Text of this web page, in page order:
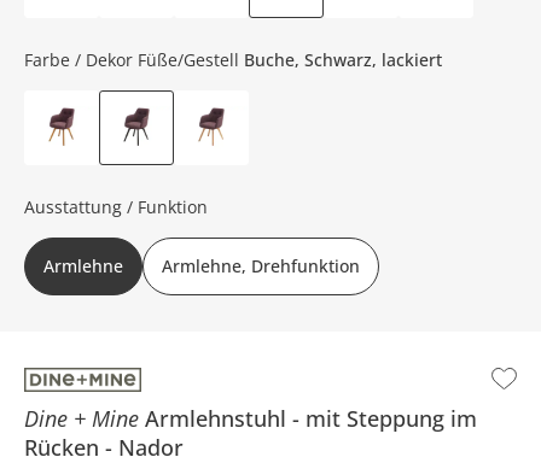
Dine + Mine Armlehnstuhl
mit Steppung im
Rücken
Nador
Farbe / Dekor Füße/Gestell Buche, Schwarz, lackiert
Ausstattung / Funktion
Armlehne Armlehne, Drehfunktion